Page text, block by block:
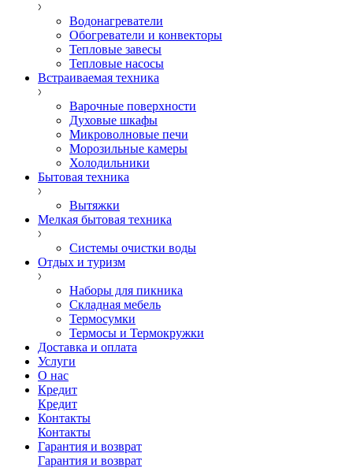
Водонагреватели
Обогреватели и конвекторы
Тепловые завесы
Тепловые насосы
Встраиваемая техника
Варочные поверхности
Духовые шкафы
Микроволновые печи
Морозильные камеры
Холодильники
Бытовая техника
Вытяжки
Мелкая бытовая техника
Системы очистки воды
Отдых и туризм
Наборы для пикника
Складная мебель
Термосумки
Термосы и Термокружки
Доставка и оплата
Услуги
О нас
Кредит
Кредит
Контакты
Контакты
Гарантия и возврат
Гарантия и возврат